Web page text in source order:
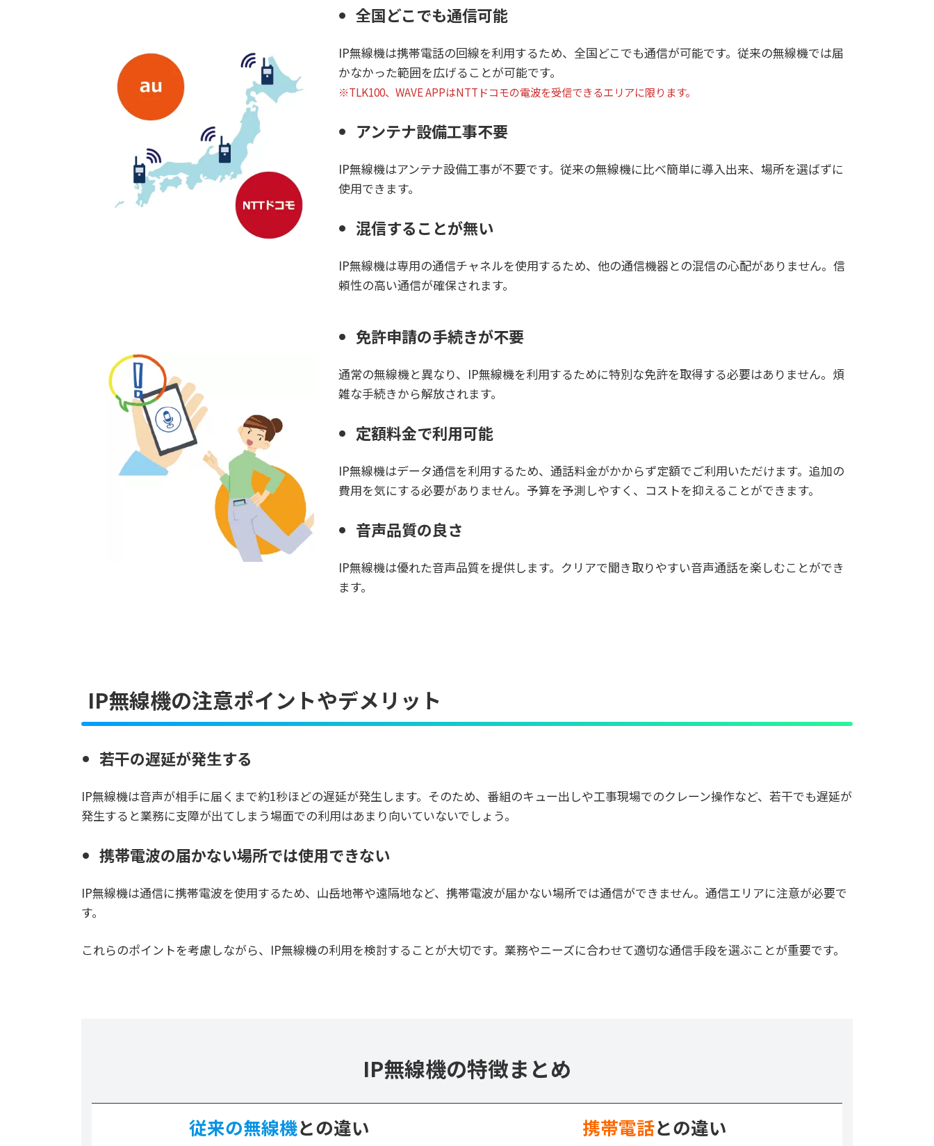
全国どこでも通信可能
IP無線機は携帯電話の回線を利用するため、全国どこでも通信が可能です。従来の無線機では届
かなかった範囲を広げることが可能です。
※TLK100、WAVE APPはNTTドコモの電波を受信できるエリアに限ります。
アンテナ設備工事不要
IP無線機はアンテナ設備工事が不要です。従来の無線機に比べ簡単に導入出来、場所を選ばずに
使用できます。
混信することが無い
IP無線機は専用の通信チャネルを使用するため、他の通信機器との混信の心配がありません。信
頼性の高い通信が確保されます。
免許申請の手続きが不要
通常の無線機と異なり、IP無線機を利用するために特別な免許を取得する必要はありません。煩
雑な手続きから解放されます。
定額料金で利用可能
IP無線機はデータ通信を利用するため、通話料金がかからず定額でご利用いただけます。追加の
費用を気にする必要がありません。予算を予測しやすく、コストを抑えることができます。
音声品質の良さ
IP無線機は優れた音声品質を提供します。クリアで聞き取りやすい音声通話を楽しむことができ
ます。
IP無線機の注意ポイントやデメリット
若干の遅延が発生する
IP無線機は音声が相手に届くまで約1秒ほどの遅延が発生します。そのため、番組のキュー出しや工事現場でのクレーン操作など、若干でも遅延が
発生すると業務に支障が出てしまう場面での利用はあまり向いていないでしょう。
携帯電波の届かない場所では使用できない
IP無線機は通信に携帯電波を使用するため、山岳地帯や遠隔地など、携帯電波が届かない場所では通信ができません。通信エリアに注意が必要で
す。
これらのポイントを考慮しながら、IP無線機の利用を検討することが大切です。業務やニーズに合わせて適切な通信手段を選ぶことが重要です。
IP無線機の特徴まとめ
従来の無線機との違い 携帯電話との違い